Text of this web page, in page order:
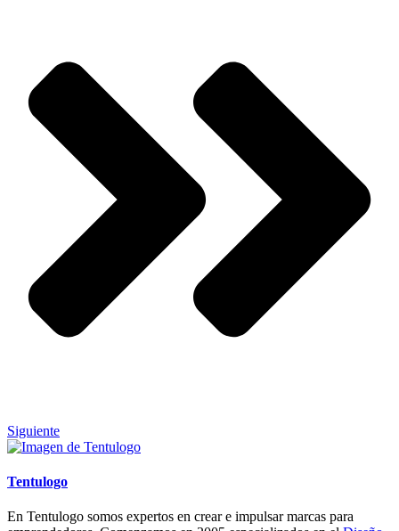
Siguiente
Tentulogo
En Tentulogo somos expertos en crear e impulsar marcas para